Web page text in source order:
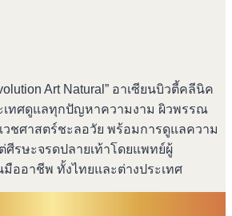
Art Natural” อาเซียนบิวตี้คลีนิค
เทศดูแลทุกปัญหาความงาม ผิวพรรณ
วชศาสตร์ชะลอวัย พร้อมการดูแลความ
ศีรษะจรดปลายเท้าโดยแพทย์ผู้
ออาชีพ ทั้งไทยและต่างประเทศ